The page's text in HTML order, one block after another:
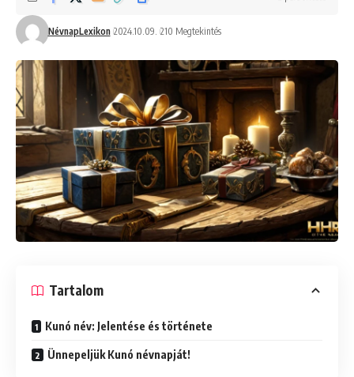
NévnapLexikon 2024.10.09. 210 Megtekintés
Tartalom
Kunó név: Jelentése és története
Ünnepeljük Kunó névnapját!